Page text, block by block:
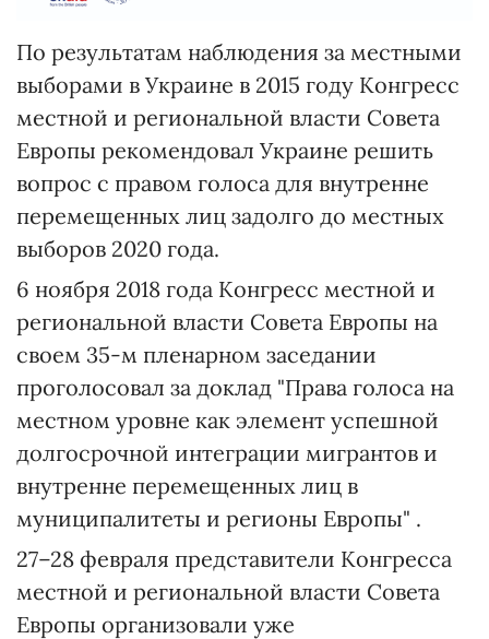
По результатам наблюдения за местными
выборами в Украине в 2015 году Конгресс
местной и региональной власти Совета
Европы рекомендовал Украине решить
вопрос с правом голоса для внутренне
перемещенных лиц задолго до местных
выборов 2020 года.
6 ноября 2018 года Конгресс местной и
региональной власти Совета Европы на
своем 35-м пленарном заседании
проголосовал за доклад "Права голоса на
местном уровне как элемент успешной
долгосрочной интеграции мигрантов и
внутренне перемещенных лиц в
муниципалитеты и регионы Европы" .
27–28 февраля представители Конгресса
местной и региональной власти Совета
Европы организовали уже